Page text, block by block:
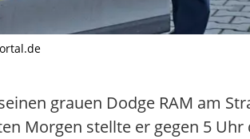
grauen Dodge RAM am
Morgen stellte er gegen 5 Uhr